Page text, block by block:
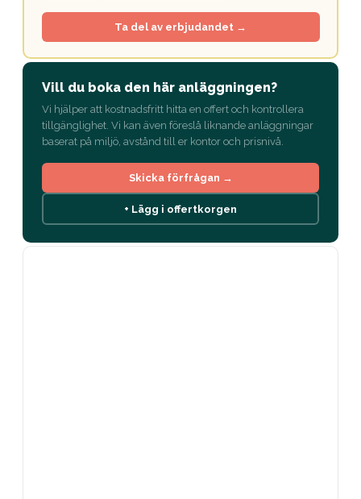
Ta del av erbjudandet →
Vill du boka den här anläggningen?
Vi hjälper att kostnadsfritt hitta en offert och kontrollera
tillgänglighet. Vi kan även föreslå liknande anläggningar
baserat på miljö, avstånd till er kontor och prisnivå.
Skicka förfrågan →
+ Lägg i offertkorgen